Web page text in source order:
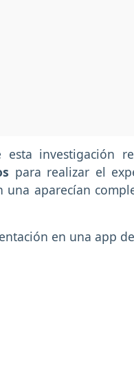
investigación
para realizar el
aparecían